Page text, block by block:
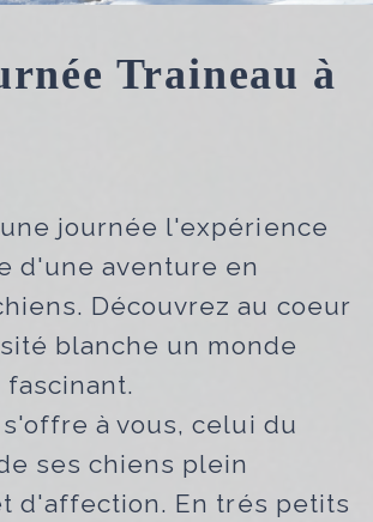
Traineau à
journée l'expérience
d'une aventure en
Découvrez au coeur
blanche un monde
à vous, celui du
ses chiens plein
d'affection. En trés petits